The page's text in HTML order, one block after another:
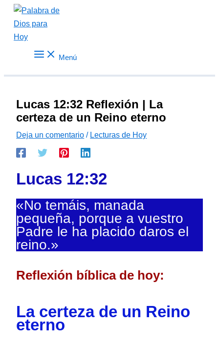
contenido
Menú
Lucas 12:32 Reflexión | La
certeza de un Reino eterno
Deja un comentario / Lecturas de Hoy
Lucas 12:32
«No temáis, manada
pequeña, porque a vuestro
Padre le ha placido daros el
reino.»
Reflexión bíblica de hoy:
La certeza de un Reino
eterno